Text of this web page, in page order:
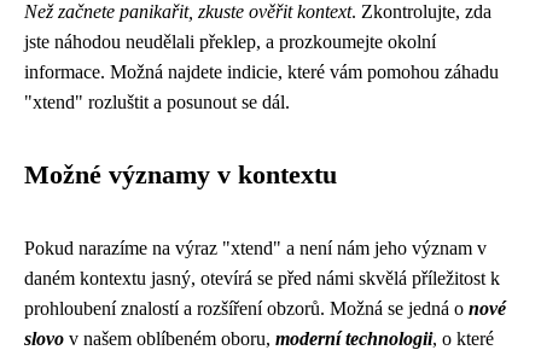
Než začnete panikařit, zkuste ověřit kontext. Zkontrolujte, zda
jste náhodou neudělali překlep, a prozkoumejte okolní
informace. Možná najdete indicie, které vám pomohou záhadu
"xtend" rozluštit a posunout se dál.
Možné významy v kontextu
Pokud narazíme na výraz "xtend" a není nám jeho význam v
daném kontextu jasný, otevírá se před námi skvělá příležitost k
prohloubení znalostí a rozšíření obzorů. Možná se jedná o nové
slovo v našem oblíbeném oboru, moderní technologii, o které